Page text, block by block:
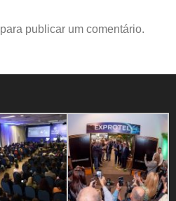
para publicar um comentário.